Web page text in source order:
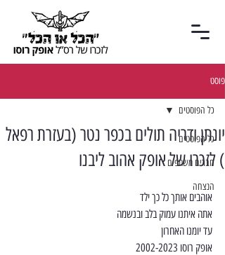
פוסט
כל הפוסטים
חברים משתפים
הנצחה
כל הפוסטים
יונתן ודריה תולים בכפר נטר (בעזרת רפאל
) לזכרו של אופק אהוב ליבנו
אוהבים אותך כל כך ילד
אתה איתנו עמוק בלב ובנשמה
עד יומנו האחרון
אופק רוסו 2002-2023